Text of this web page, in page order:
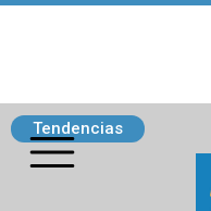
Tendencias